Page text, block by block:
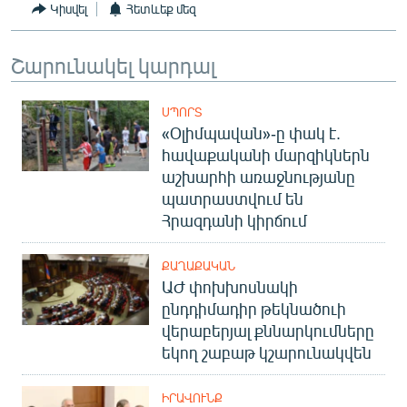
ՀԵՏԵՎԵՔ ՄԵԶ
«Ազատության» բոլոր կայքերը
Կիսվել Հետևեք մեզ
Շարունակել կարդալ
ՍՊՈՐՏ
«Օլիմպավան»-ը փակ է.
հավաքականի մարզիկներն
աշխարհի առաջնությանը
պատրաստվում են
Հրազդանի կիրճում
ՔԱՂԱՔԱԿԱՆ
ԱԺ փոխխոսնակի
ընդդիմադիր թեկնածուի
վերաբերյալ քննարկումները
եկող շաբաթ կշարունակվեն
ԻՐԱՎՈՒՆՔ